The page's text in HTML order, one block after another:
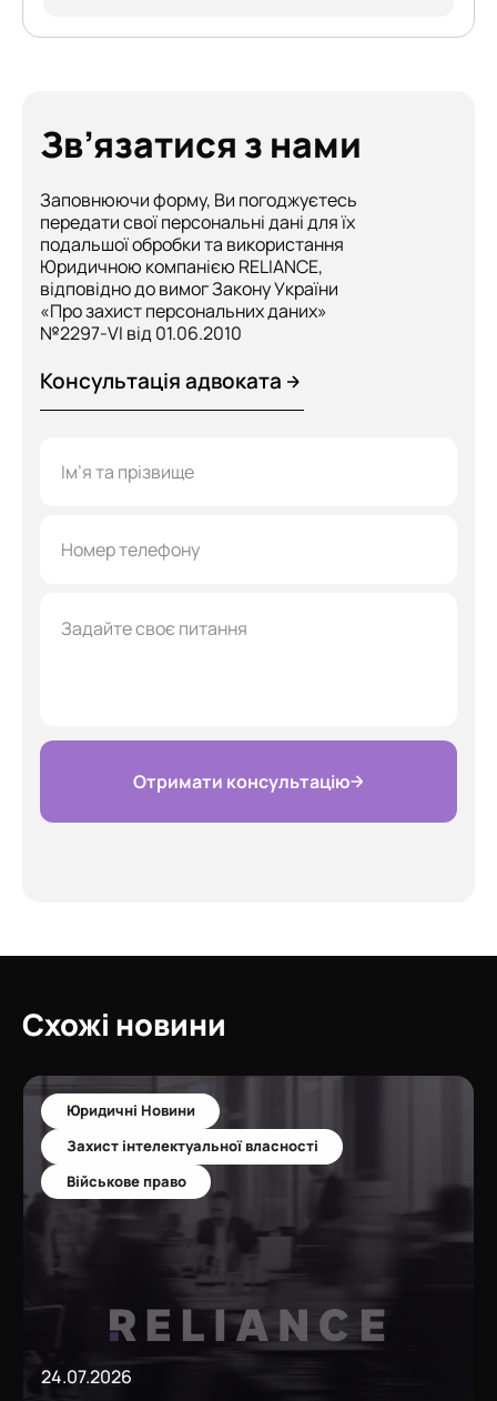
Зв’язатися з нами
Заповнюючи форму, Ви погоджуєтесь
передати свої персональні дані для їх
подальшої обробки та використання
Юридичною компанією RELIANCE,
відповідно до вимог Закону України
«Про захист персональних даних»
№2297-VI від 01.06.2010
Консультація адвоката
Отримати консультацію
Схожі новини
Юридичні Новини
Захист інтелектуальної власності
Військове право
24.07.2026